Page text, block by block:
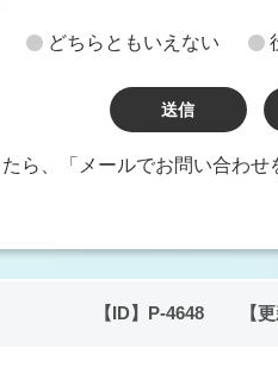
どちらともいえない
ら、「メールでお問い合わ
【ID】 P-4648 【